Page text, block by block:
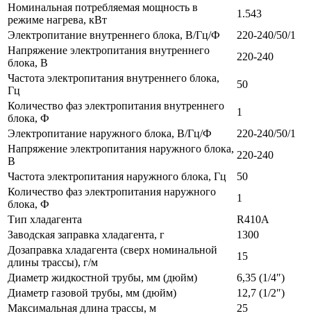
Номинальная потребляемая мощность в
режиме нагрева, кВт
1.543
Электропитание внутреннего блока, В/Гц/Ф
220-240/50/1
Напряжение электропитания внутреннего
блока, В
220-240
Частота электропитания внутреннего блока,
Гц
50
Количество фаз электропитания внутреннего
блока, Ф
1
Электропитание наружного блока, В/Гц/Ф
220-240/50/1
Напряжение электропитания наружного блока,
В
220-240
Частота электропитания наружного блока, Гц
50
Количество фаз электропитания наружного
блока, Ф
1
Тип хладагента
R410A
Заводская заправка хладагента, г
1300
Дозаправка хладагента (сверх номинальной
длины трассы), г/м
15
Диаметр жидкостной трубы, мм (дюйм)
6,35 (1/4″)
Диаметр газовой трубы, мм (дюйм)
12,7 (1/2″)
Максимальная длина трассы, м
25